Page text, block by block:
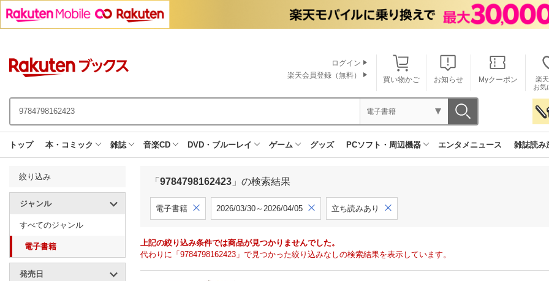
買い物かご お知らせ Myクーポン
楽
お気
ログイン
楽天会員登録（無料）
電子書籍
トップ 本・コミック 雑誌 音楽CD DVD・ブルーレイ ゲーム グッズ PCソフト・周辺機器 エンタメニュース 雑誌読み
絞り込み
ジャンル
すべてのジャンル
電子書籍
発売日
「 9784798162423 」の検索結果
電子書籍 2026/03/30～2026/04/05 立ち読みあり
上記の絞り込み条件では商品が見つかりませんでした。
代わりに「9784798162423」で見つかった絞り込みなしの検索結果を表示しています。